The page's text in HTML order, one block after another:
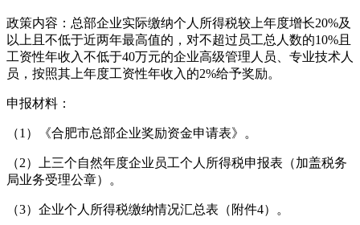
政策内容：总部企业实际缴纳个人所得税较上年度增长20%及
以上且不低于近两年最高值的，对不超过员工总人数的10%且
工资性年收入不低于40万元的企业高级管理人员、专业技术人
员，按照其上年度工资性年收入的2%给予奖励。
申报材料：
（1）《合肥市总部企业奖励资金申请表》。
（2）上三个自然年度企业员工个人所得税申报表（加盖税务
局业务受理公章）。
（3）企业个人所得税缴纳情况汇总表（附件4）。